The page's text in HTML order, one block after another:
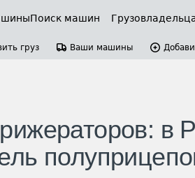
Поиск машин
груз Ваши машины
в